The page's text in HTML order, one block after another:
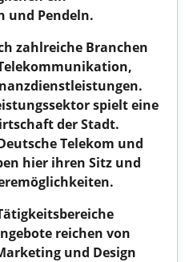
und Pendeln.
zahlreiche Branchen
spielt eine
der Stadt.
Telekom und
hier ihren Sitz und
reichen von
und Design